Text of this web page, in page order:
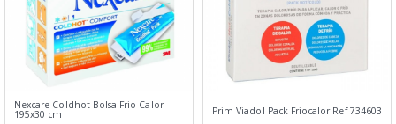
Nexcare Coldhot Bolsa Frio Calor
195x30 cm Prim Viadol Pack Friocalor Ref 734603